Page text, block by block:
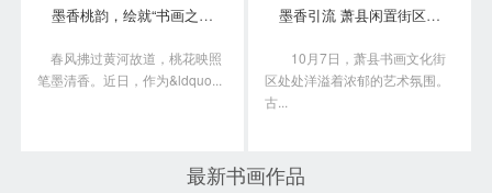
墨香桃韵，绘就“书画之乡”新画卷
春风拂过黄河故道，桃花映照
笔墨清香。近日，作为&ldquo...
墨香引流 萧县闲置街区变身书画艺术聚落
10月7日，萧县书画文化街
区处处洋溢着浓郁的艺术氛围。
古...
最新书画作品